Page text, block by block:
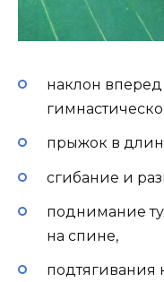
наклон
прыжок в
сгибание и
поднимание
на спине,
подтягивания